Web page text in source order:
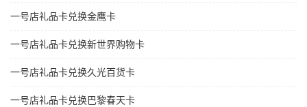
一号店礼品卡兑换金鹰卡
一号店礼品卡兑换新世界购物卡
一号店礼品卡兑换久光百货卡
一号店礼品卡兑换巴黎春天卡